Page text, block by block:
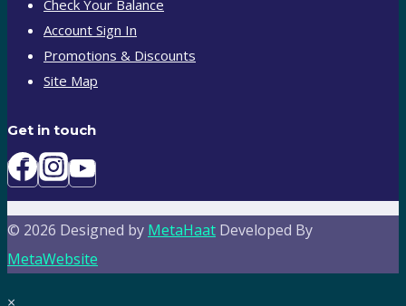
Check Your Balance
Account Sign In
Promotions & Discounts
Site Map
Get in touch
© 2026 Designed by MetaHaat Developed By
MetaWebsite